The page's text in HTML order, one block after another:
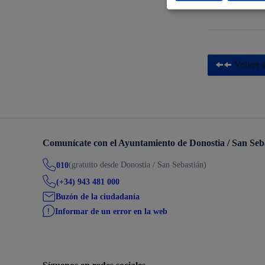
Volver
Comunícate con el Ayuntamiento de Donostia / San
010(gratuito desde Donostia / San Sebastián)
(+34) 943 481 000
Buzón de la ciudadanía
Informar de un error en la web